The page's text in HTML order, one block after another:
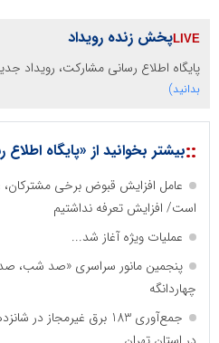
پخش زنده رویداد
پایگاه اطلاع رسانی مشارکت، رویداد
بدانید)
::بیشتر بخوانید از «پایگاه
عامل افزایش قبوض برخی مشترکان،
است/ افزایش تعرفه نداشتیم
عملیات ویژه آغاز شد...
پنجمین مانور سراسری «صد شب، صد
چهاردانگه
جمع‌آوری 183 برق